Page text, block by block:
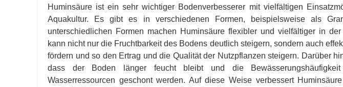
Huminsäure ist ein sehr wichtiger Bodenverbesserer mit vielfältigen
Aquakultur. Es gibt es in verschiedenen Formen, beispielsweise als
unterschiedlichen Formen machen Huminsäure flexibler und vielfältiger in
kann nicht nur die Fruchtbarkeit des Bodens deutlich steigern, sondern auch
fördern und so den Ertrag und die Qualität der Nutzpflanzen steigern. Darüber
dass der Boden länger feucht bleibt und die
Wasserressourcen geschont werden. Auf diese Weise verbessert